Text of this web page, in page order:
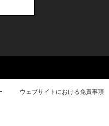
ウェブサイトにおける免責事項